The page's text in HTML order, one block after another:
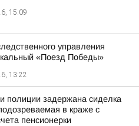
15:09
управления
«Поезд Победы»
13:22
полиции задержана сиделка
в краже с
пенсионерки